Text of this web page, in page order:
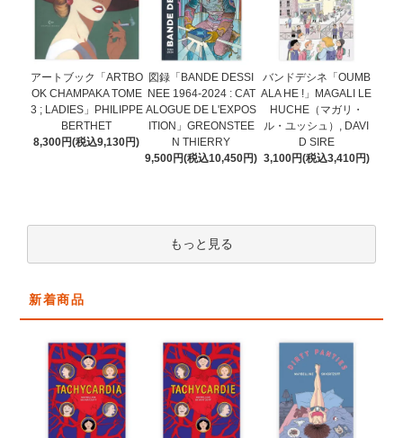
アートブック「ARTBO
OK CHAMPAKA TOME
3 ; LADIES」PHILIPPE
BERTHET
8,300円(税込9,130円)
図録「BANDE DESSI
NEE 1964-2024 : CAT
ALOGUE DE L'EXPOS
ITION」GREONSTEE
N THIERRY
9,500円(税込10,450円)
バンドデシネ「OUMB
ALA HE !」MAGALI LE
HUCHE（マガリ・
ル・ユッシュ）, DAVI
D SIRE
3,100円(税込3,410円)
もっと見る
新着商品